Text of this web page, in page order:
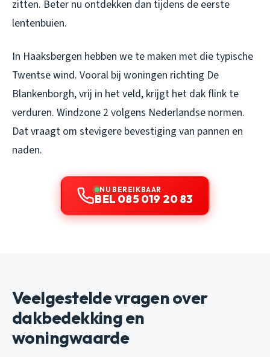
zitten. Beter nu ontdekken dan tijdens de eerste
lentenbuien.
In Haaksbergen hebben we te maken met die typische
Twentse wind. Vooral bij woningen richting De
Blankenborgh, vrij in het veld, krijgt het dak flink te
verduren. Windzone 2 volgens Nederlandse normen.
Dat vraagt om stevigere bevestiging van pannen en
naden.
NU BEREIKBAAR
BEL 085 019 20 83
Veelgestelde vragen over
dakbedekking en
woningwaarde